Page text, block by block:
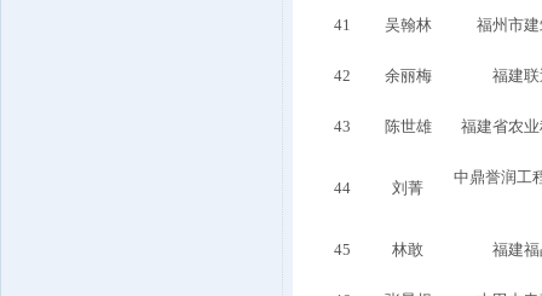
41 吴翰林 福州市
42 余丽梅 福建
43 陈世雄 福建省农
44 刘菁
中鼎誉润工
45 林敢 福建